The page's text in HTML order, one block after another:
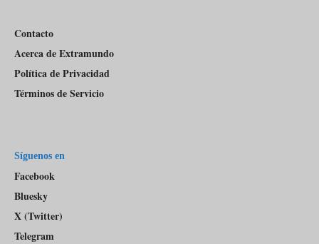
Contacto
Acerca de Extramundo
Política de Privacidad
Términos de Servicio
Síguenos en
Facebook
Bluesky
X (Twitter)
Telegram